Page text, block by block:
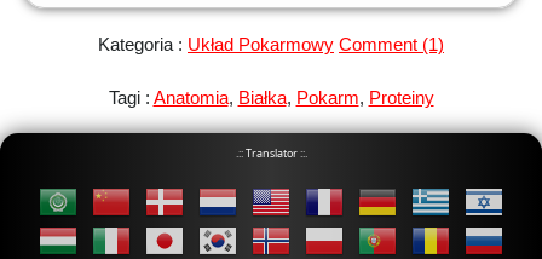
Kategoria : Układ Pokarmowy Comment (1)
Tagi : Anatomia, Białka, Pokarm, Proteiny
.:: Translator ::.